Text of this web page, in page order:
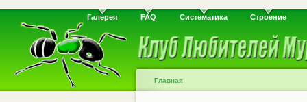
Галерея FAQ Систематика Строение
Главная